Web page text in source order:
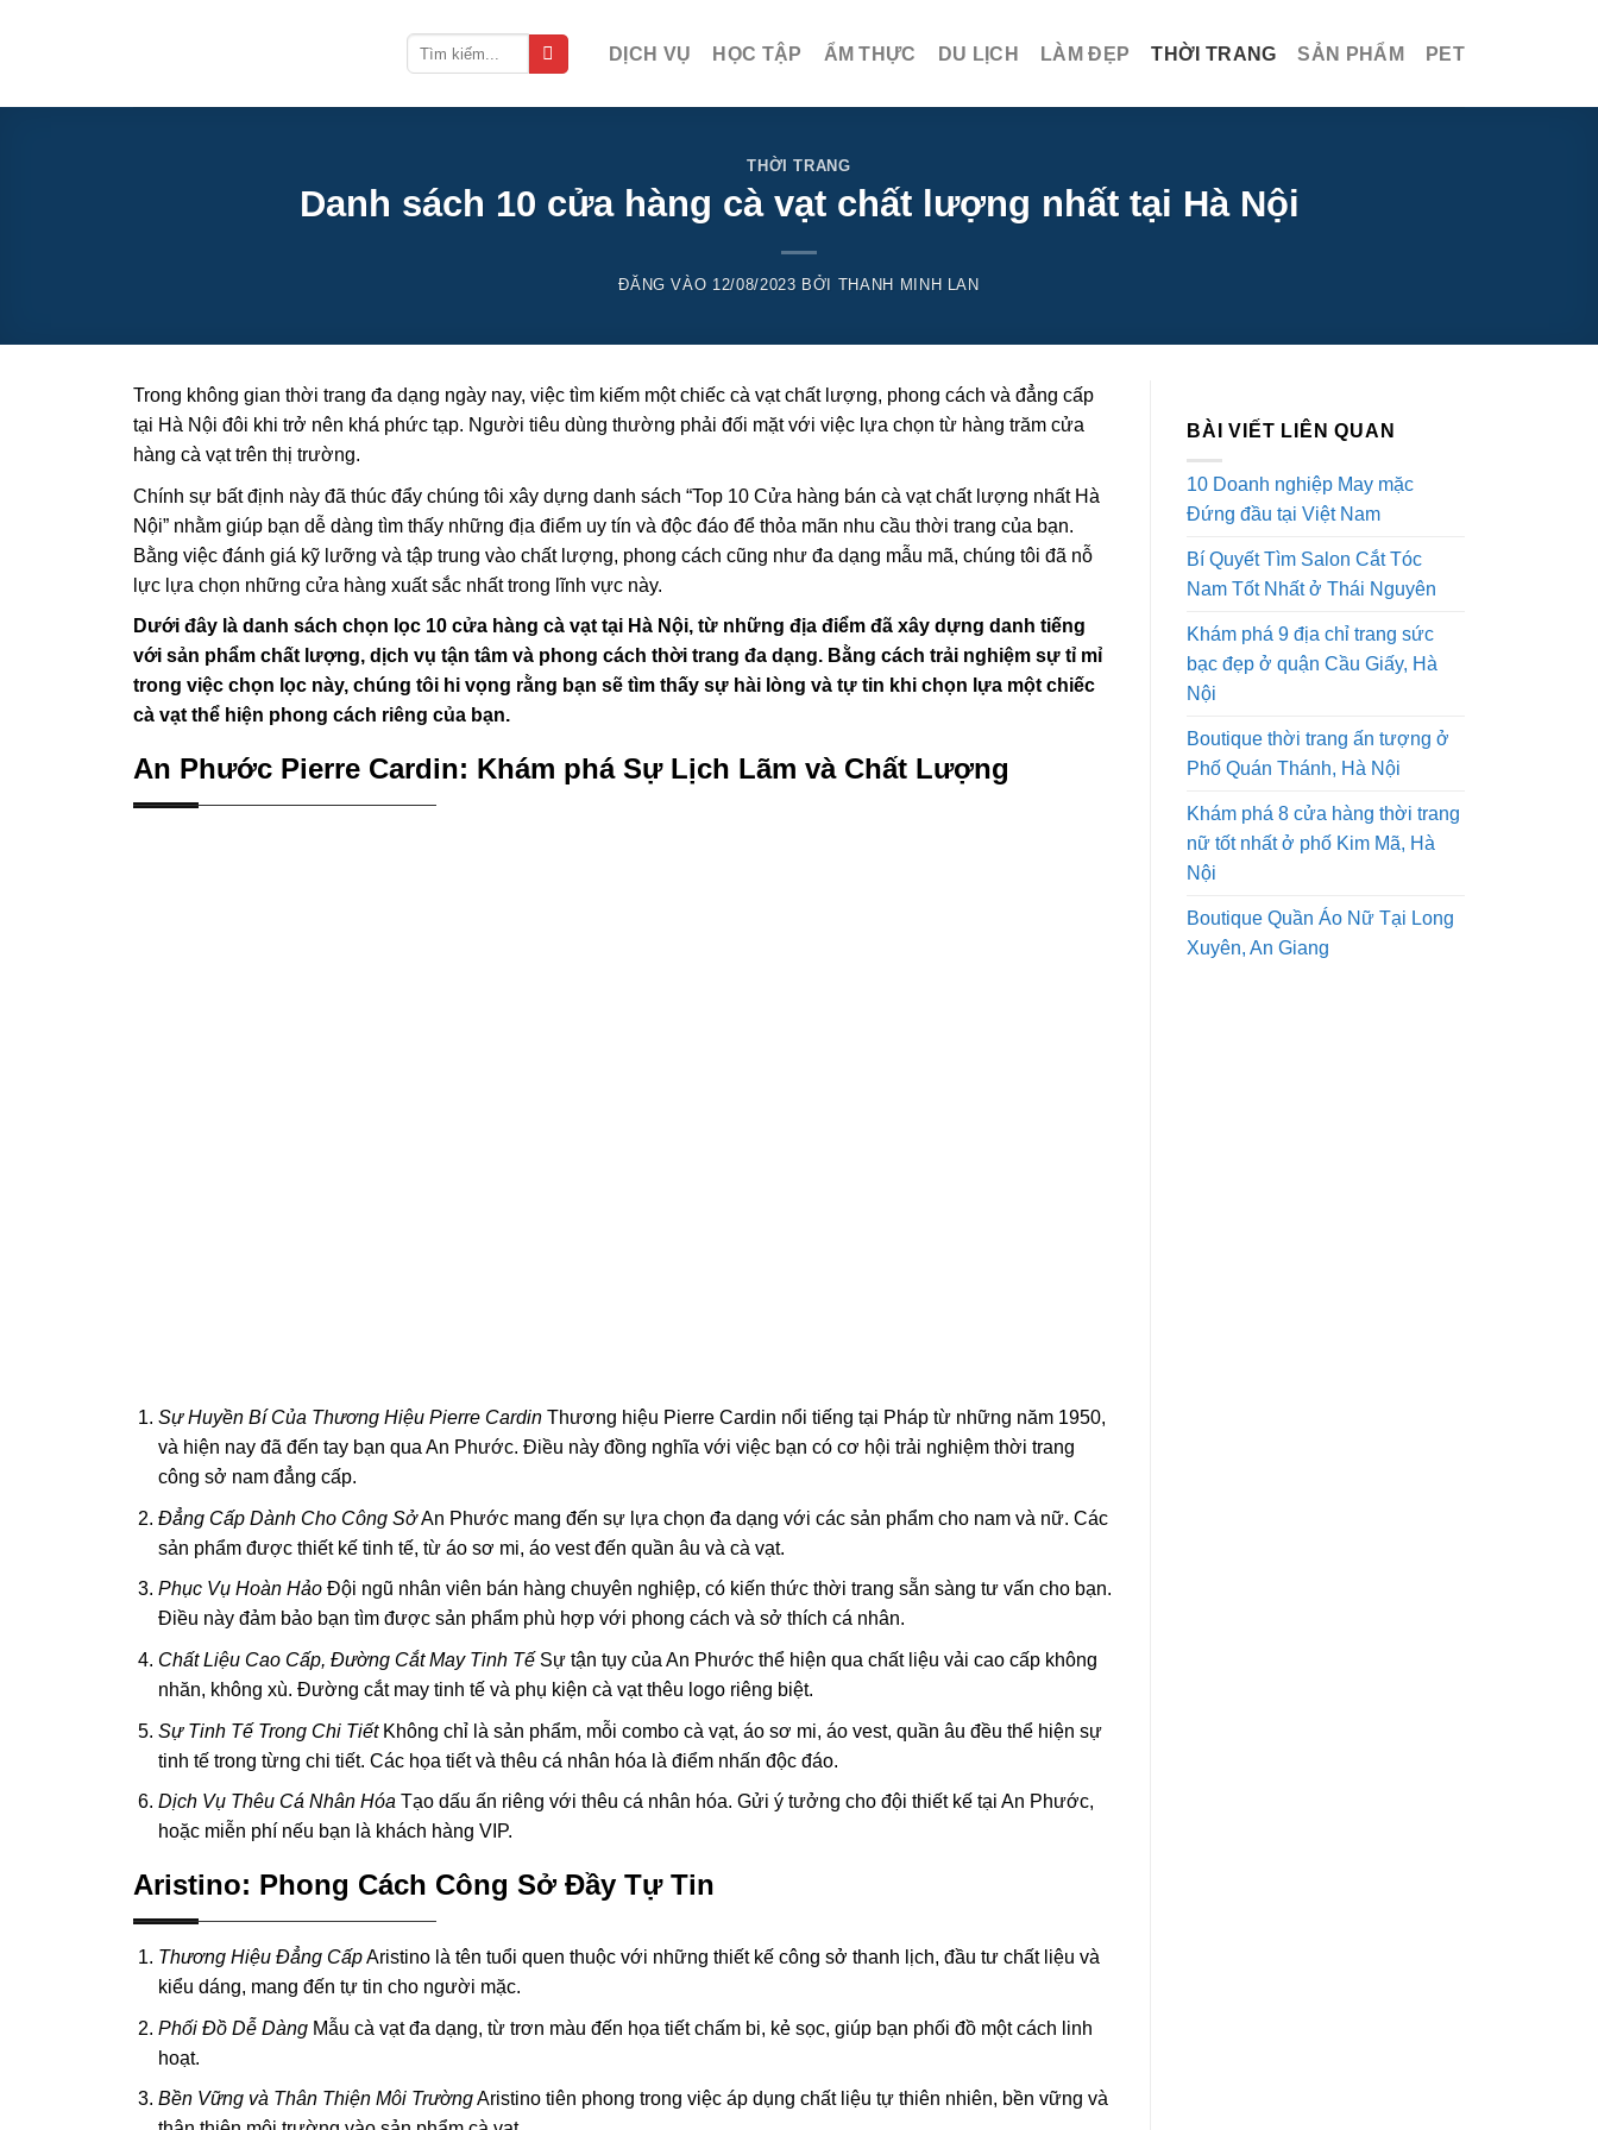
dung
DỊCH VỤ HỌC TẬP ẨM THỰC DU LỊCH LÀM ĐẸP THỜI TRANG SẢN PHẨM PET
THỜI TRANG
Danh sách 10 cửa hàng cà vạt chất lượng nhất tại Hà Nội
ĐĂNG VÀO 12/08/2023 BỞI THANH MINH LAN
Trong không gian thời trang đa dạng ngày nay, việc tìm kiếm một chiếc cà vạt chất lượng, phong cách và đẳng cấp
tại Hà Nội đôi khi trở nên khá phức tạp. Người tiêu dùng thường phải đối mặt với việc lựa chọn từ hàng trăm cửa
hàng cà vạt trên thị trường.
Chính sự bất định này đã thúc đẩy chúng tôi xây dựng danh sách “Top 10 Cửa hàng bán cà vạt chất lượng nhất Hà
Nội” nhằm giúp bạn dễ dàng tìm thấy những địa điểm uy tín và độc đáo để thỏa mãn nhu cầu thời trang của bạn.
Bằng việc đánh giá kỹ lưỡng và tập trung vào chất lượng, phong cách cũng như đa dạng mẫu mã, chúng tôi đã nỗ
lực lựa chọn những cửa hàng xuất sắc nhất trong lĩnh vực này.
Dưới đây là danh sách chọn lọc 10 cửa hàng cà vạt tại Hà Nội, từ những địa điểm đã xây dựng danh tiếng
với sản phẩm chất lượng, dịch vụ tận tâm và phong cách thời trang đa dạng. Bằng cách trải nghiệm sự tỉ mỉ
trong việc chọn lọc này, chúng tôi hi vọng rằng bạn sẽ tìm thấy sự hài lòng và tự tin khi chọn lựa một chiếc
cà vạt thể hiện phong cách riêng của bạn.
An Phước Pierre Cardin: Khám phá Sự Lịch Lãm và Chất Lượng
Sự Huyền Bí Của Thương Hiệu Pierre CardinThương hiệu Pierre Cardin nổi tiếng tại Pháp từ những năm 1950,
và hiện nay đã đến tay bạn qua An Phước. Điều này đồng nghĩa với việc bạn có cơ hội trải nghiệm thời trang
công sở nam đẳng cấp.
Đẳng Cấp Dành Cho Công SởAn Phước mang đến sự lựa chọn đa dạng với các sản phẩm cho nam và nữ. Các
sản phẩm được thiết kế tinh tế, từ áo sơ mi, áo vest đến quần âu và cà vạt.
Phục Vụ Hoàn HảoĐội ngũ nhân viên bán hàng chuyên nghiệp, có kiến thức thời trang sẵn sàng tư vấn cho bạn.
Điều này đảm bảo bạn tìm được sản phẩm phù hợp với phong cách và sở thích cá nhân.
Chất Liệu Cao Cấp, Đường Cắt May Tinh TếSự tận tụy của An Phước thể hiện qua chất liệu vải cao cấp không
nhăn, không xù. Đường cắt may tinh tế và phụ kiện cà vạt thêu logo riêng biệt.
Sự Tinh Tế Trong Chi TiếtKhông chỉ là sản phẩm, mỗi combo cà vạt, áo sơ mi, áo vest, quần âu đều thể hiện sự
tinh tế trong từng chi tiết. Các họa tiết và thêu cá nhân hóa là điểm nhấn độc đáo.
Dịch Vụ Thêu Cá Nhân Hóa Tạo dấu ấn riêng với thêu cá nhân hóa. Gửi ý tưởng cho đội thiết kế tại An Phước,
hoặc miễn phí nếu bạn là khách hàng VIP.
Aristino: Phong Cách Công Sở Đầy Tự Tin
Thương Hiệu Đẳng CấpAristino là tên tuổi quen thuộc với những thiết kế công sở thanh lịch, đầu tư chất liệu và
kiểu dáng, mang đến tự tin cho người mặc.
Phối Đồ Dễ DàngMẫu cà vạt đa dạng, từ trơn màu đến họa tiết chấm bi, kẻ sọc, giúp bạn phối đồ một cách linh
hoạt.
Bền Vững và Thân Thiện Môi TrườngAristino tiên phong trong việc áp dụng chất liệu tự thiên nhiên, bền vững và
BÀI VIẾT LIÊN QUAN
10 Doanh nghiệp May mặc
Đứng đầu tại Việt Nam
Bí Quyết Tìm Salon Cắt Tóc
Nam Tốt Nhất ở Thái Nguyên
Khám phá 9 địa chỉ trang sức
bạc đẹp ở quận Cầu Giấy, Hà
Nội
Boutique thời trang ấn tượng ở
Phố Quán Thánh, Hà Nội
Khám phá 8 cửa hàng thời trang
nữ tốt nhất ở phố Kim Mã, Hà
Nội
Boutique Quần Áo Nữ Tại Long
Xuyên, An Giang